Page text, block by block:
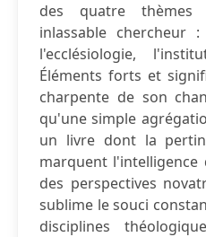
des quatre
inlassable chercheur
l'ecclésiologie,
Éléments forts et
charpente de son
qu'une simple
un livre dont la
marquent l'intelligence
des perspectives
sublime le souci
disciplines